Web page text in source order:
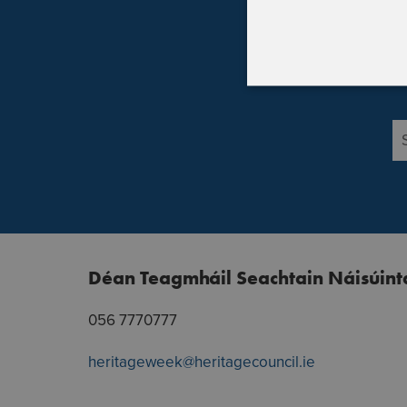
Bí
Déan Teagmháil Seachtain
056 7770777
heritageweek@heritagecouncil.ie